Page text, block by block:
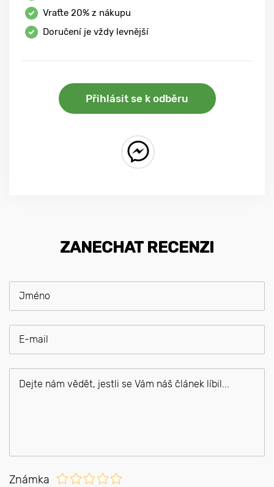
Vraťte 20% z nákupu
Doručení je vždy levnější
Přihlásit se k odběru
ZANECHAT RECENZI
Známka